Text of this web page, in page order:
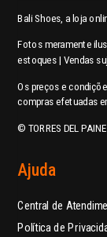
Bali Shoes, a loja
Fotos meramente
estoques | Vendas
Os preços e
compras efetuadas
© TORRES DEL
Ajuda
Central de
Política de